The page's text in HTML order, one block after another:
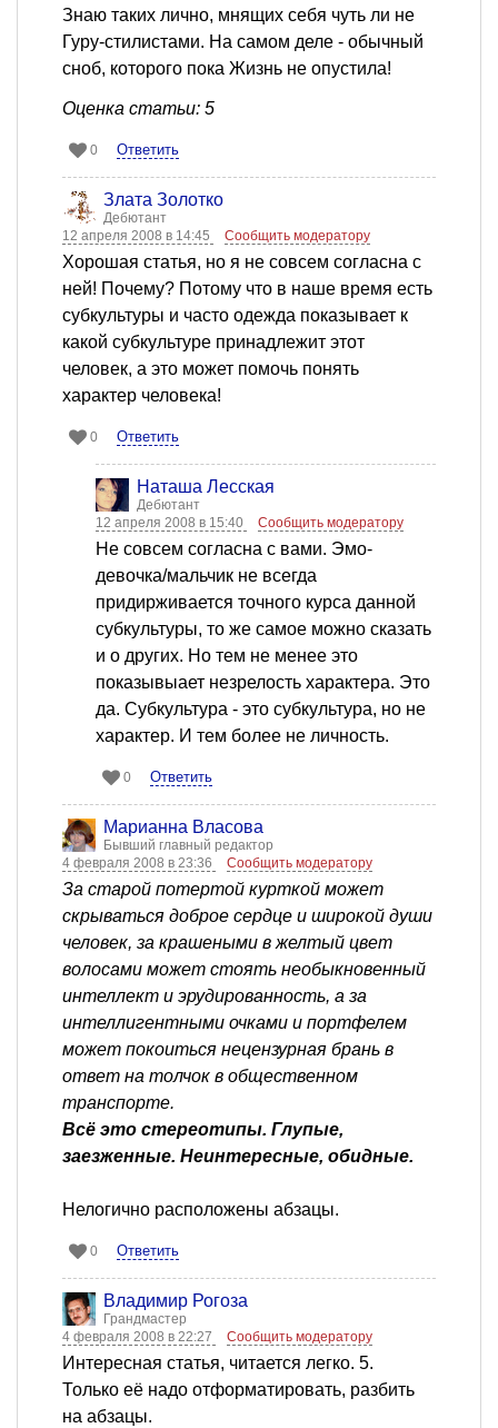
Знаю таких лично, мнящих себя чуть ли не
Гуру-стилистами. На самом деле - обычный
сноб, которого пока Жизнь не опустила!
Оценка статьи: 5
0 Ответить
Злата Золотко
Дебютант
12 апреля 2008 в 14:45
Сообщить модератору
Хорошая статья, но я не совсем согласна с
ней! Почему? Потому что в наше время есть
субкультуры и часто одежда показывает к
какой субкультуре принадлежит этот
человек, а это может помочь понять
характер человека!
0 Ответить
Наташа Лесская
Дебютант
12 апреля 2008 в 15:40
Сообщить модератору
Не совсем согласна с вами. Эмо-
девочка/мальчик не всегда
придирживается точного курса данной
субкультуры, то же самое можно сказать
и о других. Но тем не менее это
показывыает незрелость характера. Это
да. Субкультура - это субкультура, но не
характер. И тем более не личность.
0 Ответить
Марианна Власова
Бывший главный редактор
4 февраля 2008 в 23:36
Сообщить модератору
За старой потертой курткой может
скрываться доброе сердце и широкой души
человек, за крашеными в желтый цвет
волосами может стоять необыкновенный
интеллект и эрудированность, а за
интеллигентными очками и портфелем
может покоиться нецензурная брань в
ответ на толчок в общественном
транспорте.
Всё это стереотипы. Глупые,
заезженные. Неинтересные, обидные.
Нелогично расположены абзацы.
0 Ответить
Владимир Рогоза
Грандмастер
4 февраля 2008 в 22:27
Сообщить модератору
Интересная статья, читается легко. 5.
Только её надо отформатировать, разбить
на абзацы.